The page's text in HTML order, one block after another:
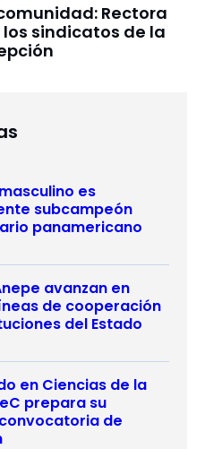
Rectora
sindicatos de la
es
subcampeón
panamericano
avanzan en
de cooperación
del Estado
en Ciencias de la
prepara su
de